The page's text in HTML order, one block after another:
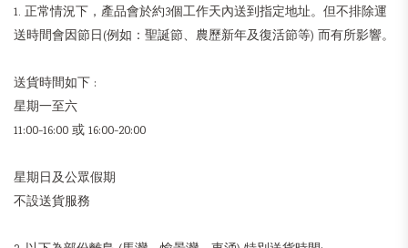
1. 正常情況下，產品會於約3個工作天內送到指定地址。但不排除運
送時間會因節日(例如：聖誕節、農歷新年及復活節等) 而有所影響。
送貨時間如下 :
星期一至六
11:00-16:00 或 16:00-20:00
星期日及公眾假期
不設送貨服務